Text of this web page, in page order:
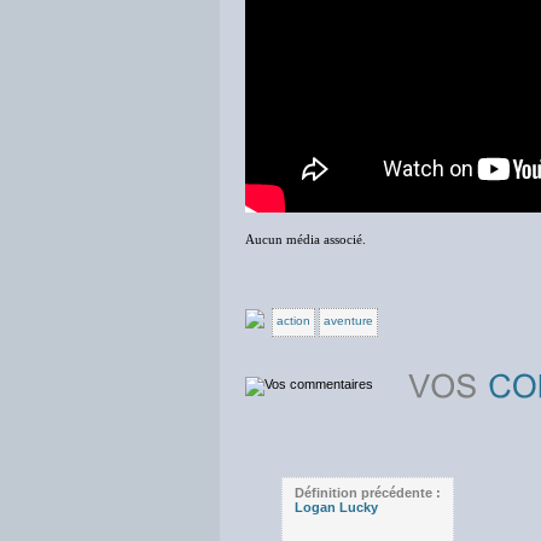
Aucun média associé.
action aventure
Définition précédente :
Logan Lucky